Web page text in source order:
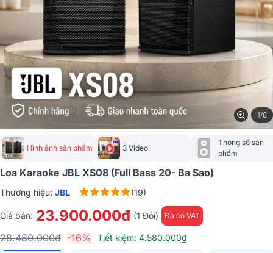
1/8
Hình ảnh sản phẩm 3 Video
Thông số sản
phẩm
Loa Karaoke JBL XS08 (full Bass 20- Ba Sao)
Thương hiệu: JBL (19)
Giá bán: 23.900.000đ (1 Đôi) Đã có VAT
28.480.000đ -16% Tiết kiệm: 4.580.000₫